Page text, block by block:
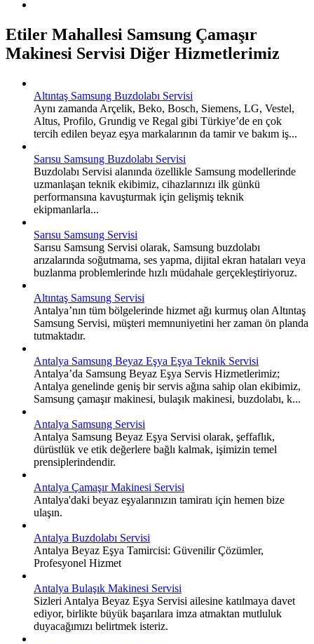
Etiler Mahallesi Samsung Çamaşır
Makinesi Servisi Diğer Hizmetlerimiz
Altıntaş Samsung Buzdolabı Servisi
Aynı zamanda Arçelik, Beko, Bosch, Siemens, LG, Vestel,
Altus, Profilo, Grundig ve Regal gibi Türkiye’de en çok
tercih edilen beyaz eşya markalarının da tamir ve bakım iş...
Sarısu Samsung Buzdolabı Servisi
Buzdolabı Servisi alanında özellikle Samsung modellerinde
uzmanlaşan teknik ekibimiz, cihazlarınızı ilk günkü
performansına kavuşturmak için gelişmiş teknik
ekipmanlarla...
Sarısu Samsung Servisi
Sarısu Samsung Servisi olarak, Samsung buzdolabı
arızalarında soğutmama, ses yapma, dijital ekran hataları veya
buzlanma problemlerinde hızlı müdahale gerçekleştiriyoruz.
Altıntaş Samsung Servisi
Antalya’nın tüm bölgelerinde hizmet ağı kurmuş olan Altıntaş
Samsung Servisi, müşteri memnuniyetini her zaman ön planda
tutmaktadır.
Antalya Samsung Beyaz Eşya Eşya Teknik Servisi
Antalya’da Samsung Beyaz Eşya Servis Hizmetlerimiz;
Antalya genelinde geniş bir servis ağına sahip olan ekibimiz,
Samsung çamaşır makinesi, bulaşık makinesi, buzdolabı, k...
Antalya Samsung Servisi
Antalya Samsung Beyaz Eşya Servisi olarak, şeffaflık,
dürüstlük ve etik değerlere bağlı kalmak, işimizin temel
prensiplerindendir.
Antalya Çamaşır Makinesi Servisi
Antalya'daki beyaz eşyalarınızın tamiratı için hemen bize
ulaşın.
Antalya Buzdolabı Servisi
Antalya Beyaz Eşya Tamircisi: Güvenilir Çözümler,
Profesyonel Hizmet
Antalya Bulaşık Makinesi Servisi
Sizleri Antalya Beyaz Eşya Servisi ailesine katılmaya davet
ediyor, birlikte büyük başarılara imza atmaktan mutluluk
duyacağımızı belirtmek isteriz.